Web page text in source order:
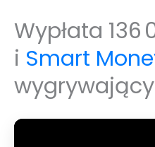
Wypłata 136
i Smart